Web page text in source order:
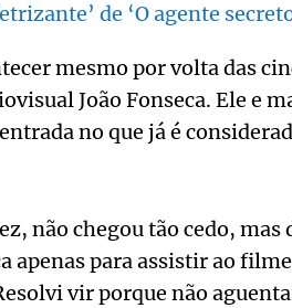
de ‘O agente
mesmo por volta das
João Fonseca. Ele e
no que já é
não chegou tão cedo, mas
apenas para assistir ao
vir porque não